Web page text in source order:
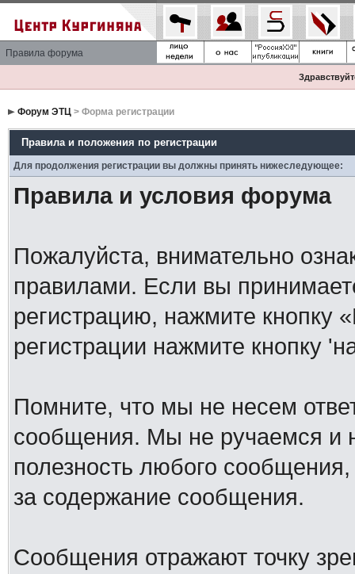
Правила форума
Форум ЭТЦ> Форма регистрации
Правила и положения по регистрации
Для продолжения регистрации вы должны принять нижеследующее:
Правила и условия форума
Пожалуйста, внимательно
правилами. Если вы
регистрацию, нажмите кнопку
регистрации нажмите кнопку
Помните, что мы не несем
сообщения. Мы не ручаемся и
полезность любого
за содержание сообщения.
Сообщения отражают точку